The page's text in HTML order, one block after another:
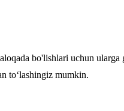
bo'lishlari uchun
to‘lashingiz mumkin.